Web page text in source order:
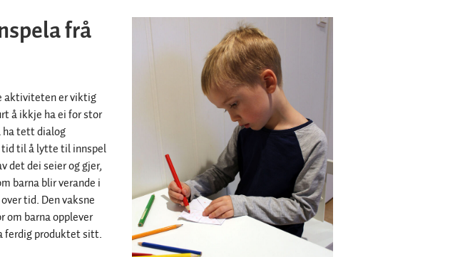
frå
aktiviteten er viktig
å ikkje ha ei for stor
ha tett dialog
tid til å lytte til innspel
det dei seier og gjer,
barna blir verande i
tid. Den vaksne
om barna opplever
ferdig produktet sitt.